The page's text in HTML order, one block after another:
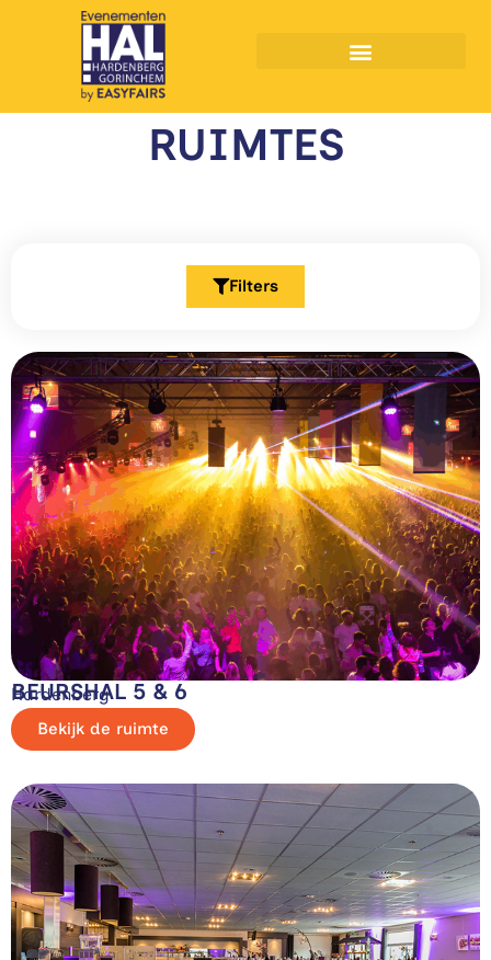
RUIMTES
Filters
BEURSHAL 5 & 6
Hardenberg
Bekijk de ruimte